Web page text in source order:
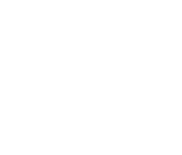
à nous